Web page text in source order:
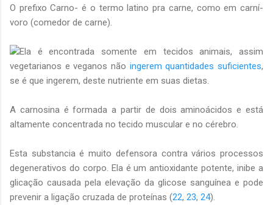
O prefixo Carno- é o termo latino pra carne, como em carní-
voro (comedor de carne).
Ela é encontrada somente em tecidos animais, assim
vegetarianos e veganos não ingerem quantidades suficientes,
se é que ingerem, deste nutriente em suas dietas.
A carnosina é formada a partir de dois aminoácidos e está
altamente concentrada no tecido muscular e no cérebro.
Esta substancia é muito defensora contra vários processos
degenerativos do corpo. Ela é um antioxidante potente, inibe a
glicação causada pela elevação da glicose sanguínea e pode
prevenir a ligação cruzada de proteínas (22, 23, 24).